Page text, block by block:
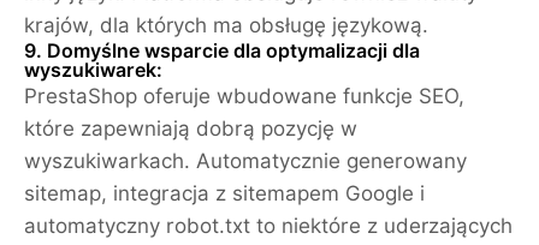
krajów, dla których ma obsługę językową.
9. Domyślne wsparcie dla optymalizacji dla
wyszukiwarek:
PrestaShop oferuje wbudowane funkcje SEO,
które zapewniają dobrą pozycję w
wyszukiwarkach. Automatycznie generowany
sitemap, integracja z sitemapem Google i
automatyczny robot.txt to niektóre z uderzających